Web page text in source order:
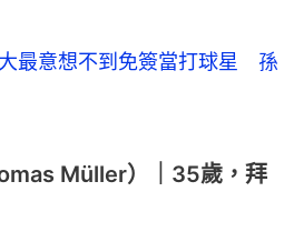
最意想不到免簽當打球星 孫
Müller）｜35歲，拜